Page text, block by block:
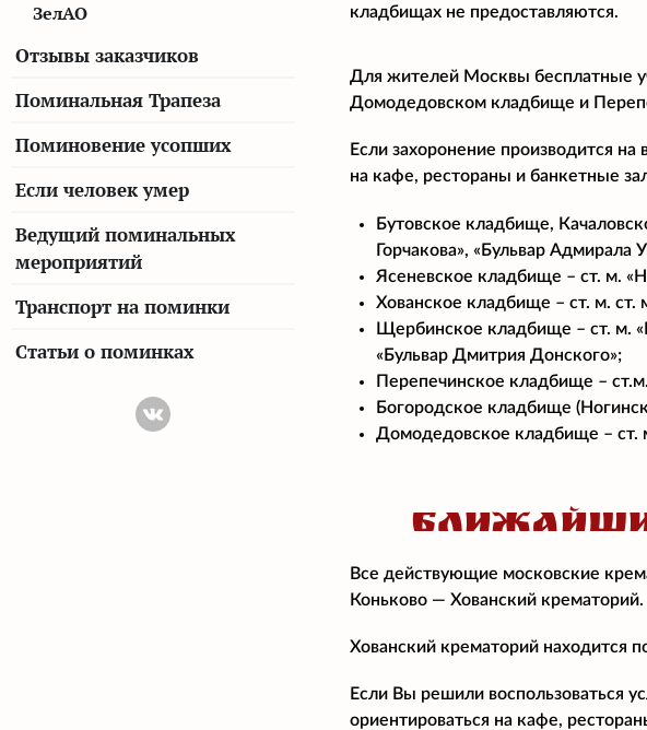
ЗелАО
Отзывы заказчиков
Поминальная Трапеза
Поминовение усопших
Если человек умер
Ведущий поминальных
мероприятий
Транспорт на поминки
Статьи о поминках
кладбищах не предоставляются.
Для жителей Москвы бесплатные
Домодедовском кладбище и
Если захоронение производится
на кафе, рестораны и банкетные
Бутовское кладбище,
Горчакова», «Бульвар Адмирала
Ясеневское кладбище – ст. м.
Хованское кладбище – ст. м. ст.
Щербинское кладбище – ст. м.
«Бульвар Дмитрия Донского»;
Перепечинское кладбище –
Богородское кладбище
Домодедовское кладбище – ст.
Все действующие московские
Коньково — Хованский крематорий.
Хованский крематорий находится
Если Вы решили воспользоваться
ориентироваться на кафе,